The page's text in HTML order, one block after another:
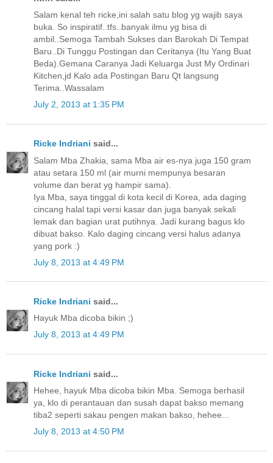
Salam kenal teh ricke,ini salah satu blog yg wajib saya
buka. So inspiratif..tfs..banyak ilmu yg bisa di
ambil..Semoga Tambah Sukses dan Barokah Di Tempat
Baru..Di Tunggu Postingan dan Ceritanya (Itu Yang Buat
Beda).Gemana Caranya Jadi Keluarga Just My Ordinari
Kitchen,jd Kalo ada Postingan Baru Qt langsung
Terima..Wassalam
July 2, 2013 at 1:35 PM
Ricke Indriani said...
Salam Mba Zhakia, sama Mba air es-nya juga 150 gram
atau setara 150 ml (air murni mempunya besaran
volume dan berat yg hampir sama).
Iya Mba, saya tinggal di kota kecil di Korea, ada daging
cincang halal tapi versi kasar dan juga banyak sekali
lemak dan bagian urat putihnya. Jadi kurang bagus klo
dibuat bakso. Kalo daging cincang versi halus adanya
yang pork :)
July 8, 2013 at 4:49 PM
Ricke Indriani said...
Hayuk Mba dicoba bikin ;)
July 8, 2013 at 4:49 PM
Ricke Indriani said...
Hehee, hayuk Mba dicoba bikin Mba. Semoga berhasil
ya, klo di perantauan dan susah dapat bakso memang
tiba2 seperti sakau pengen makan bakso, hehee...
July 8, 2013 at 4:50 PM